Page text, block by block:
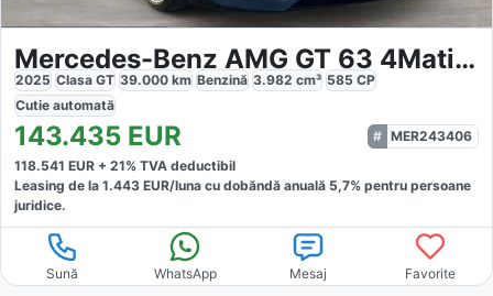
Mercedes-Benz AMG GT 63 4Matic Coupe
2025 Clasa GT 39.000 km Benzină 3.982 cm³ 585 CP
Cutie automată
143.435 EUR
MER243406
118.541 EUR + 21% TVA deductibil
Leasing de la 1.443 EUR/luna cu dobăndă anuală 5,7% pentru persoane
juridice.
Sună WhatsApp Mesaj Favorite